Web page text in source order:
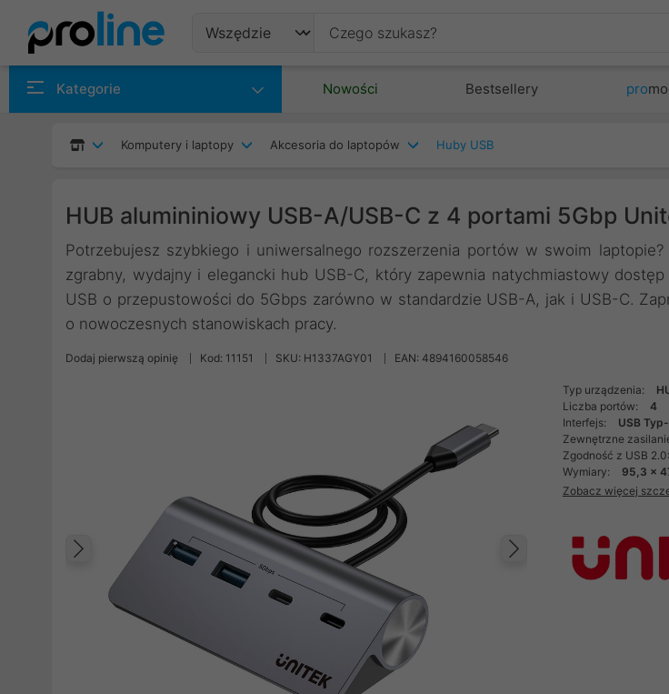
Kategorie Nowości Bestsellery pro
Komputery i laptopy Akcesoria do laptopów Huby USB
HUB alumininiowy USB-A/USB-C z 4 portami 5Gbp
Potrzebujesz szybkiego i uniwersalnego rozszerzenia portów w swoim
zgrabny, wydajny i elegancki hub USB-C, który zapewnia natychmiastowy
USB o przepustowości do 5Gbps zarówno w standardzie USB-A, jak i USB-C.
o nowoczesnych stanowiskach pracy.
Dodaj pierwszą opinię Kod: 11151 SKU: H1337AGY01 EAN: 4894160058546
Następny
Poprzedni
Typ urządzenia:
Liczba portów:
4
Interfejs:
USB
Zewnętrzne
Zgodność z USB 2.0:
Wymiary:
95,3 x
Zobacz więcej